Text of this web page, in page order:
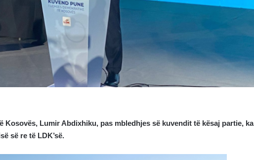
Kosovës, Lumir Abdixhiku, pas mbledhjes së kuvendit të kësaj partie, ka
së re të LDK’së.